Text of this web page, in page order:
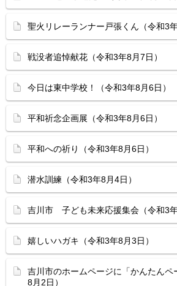
聖火リレーランナー戸張くん（令和3年
戦没者追悼献花（令和3年8月7日）
今日は東中学校！（令和3年8月6日）
平和祈念企画展（令和3年8月6日）
平和への祈り（令和3年8月6日）
潜水訓練（令和3年8月4日）
吉川市 子ども未来応援集会（令和3年
嬉しいハガキ（令和3年8月3日）
吉川市のホームページに「かんたんペ
8月2日）